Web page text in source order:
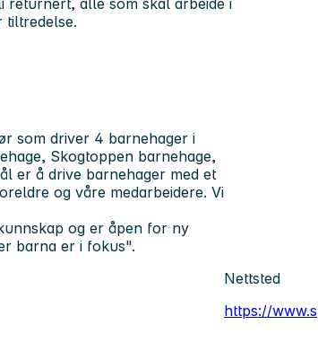
returnert, alle som skal arbeide i
tiltredelse.
som driver 4 barnehager i
Skogtoppen barnehage,
er å drive barnehager med et
og våre medarbeidere. Vi
og er åpen for ny
barna er i fokus".
Nettsted
https://